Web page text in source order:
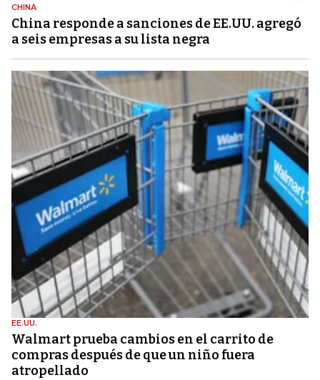
CHINA
China responde a sanciones de EE.UU. agregó
a seis empresas a su lista negra
EE.UU.
Walmart prueba cambios en el carrito de
compras después de que un niño fuera
atropellado